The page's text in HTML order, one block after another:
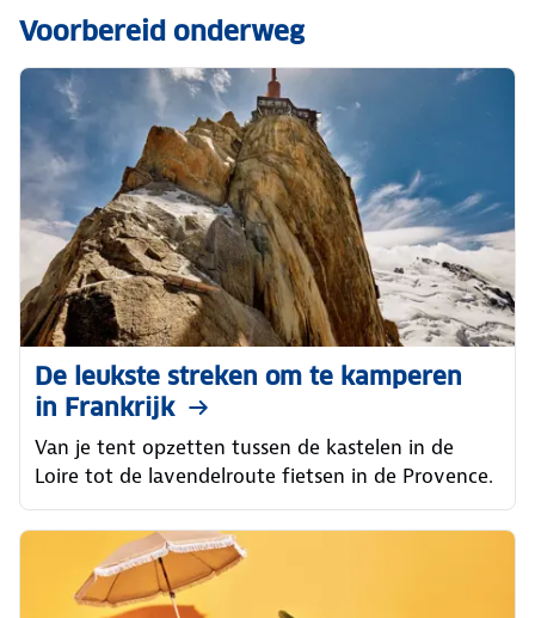
Voorbereid onderweg
De leukste streken om te kamperen
in Frankrijk
Van je tent opzetten tussen de kastelen in de
Loire tot de lavendelroute fietsen in de Provence.